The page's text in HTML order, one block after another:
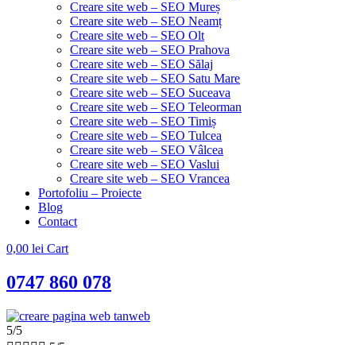
Creare site web – SEO Mureș
Creare site web – SEO Neamț
Creare site web – SEO Olt
Creare site web – SEO Prahova
Creare site web – SEO Sălaj
Creare site web – SEO Satu Mare
Creare site web – SEO Suceava
Creare site web – SEO Teleorman
Creare site web – SEO Timiș
Creare site web – SEO Tulcea
Creare site web – SEO Vâlcea
Creare site web – SEO Vaslui
Creare site web – SEO Vrancea
Portofoliu – Proiecte
Blog
Contact
0,00 lei Cart
0747 860 078
5/5